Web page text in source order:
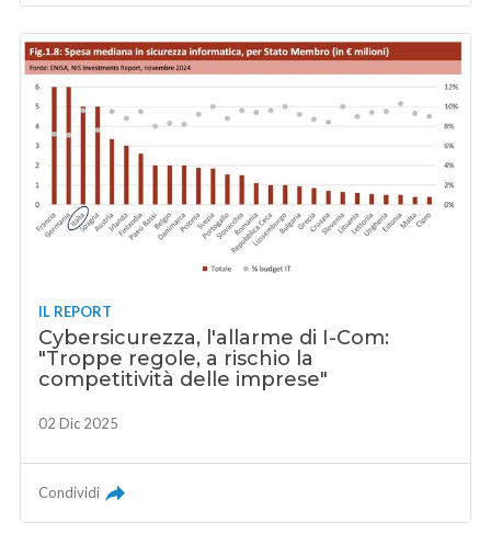
IL REPORT
Cybersicurezza, l'allarme di I-Com:
"Troppe regole, a rischio la
competitività delle imprese"
02 Dic 2025
Condividi